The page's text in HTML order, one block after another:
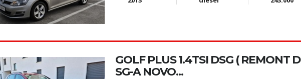
GOLF PLUS 1.4TSI DSG ( REMONT D
SG-A NOVO...